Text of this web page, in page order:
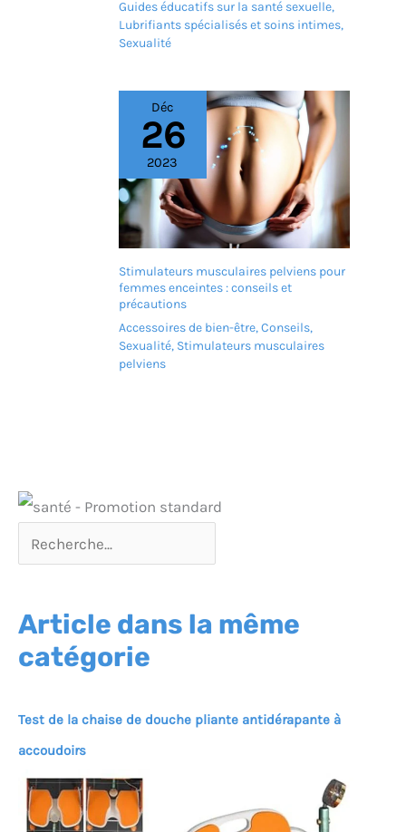
Guides éducatifs sur la santé sexuelle,
Lubrifiants spécialisés et soins intimes,
Sexualité
Déc
26
2023
Stimulateurs musculaires pelviens pour
femmes enceintes : conseils et
précautions
Accessoires de bien-être,Conseils,
Sexualité, Stimulateurs musculaires
pelviens
Article dans la même
catégorie
Test de la chaise de douche pliante antidérapante à
accoudoirs